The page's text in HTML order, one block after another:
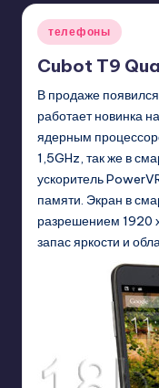
Posted
in
телефоны
Cubot T9
В продаже
работает новинка
ядерным
1,5GHz, так же в
ускоритель
памяти. Экран в
разрешением 1920
запас яркости и